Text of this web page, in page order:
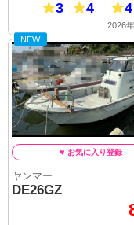
3 4 4
2026
ヤンマー
DE26GZ
NEW